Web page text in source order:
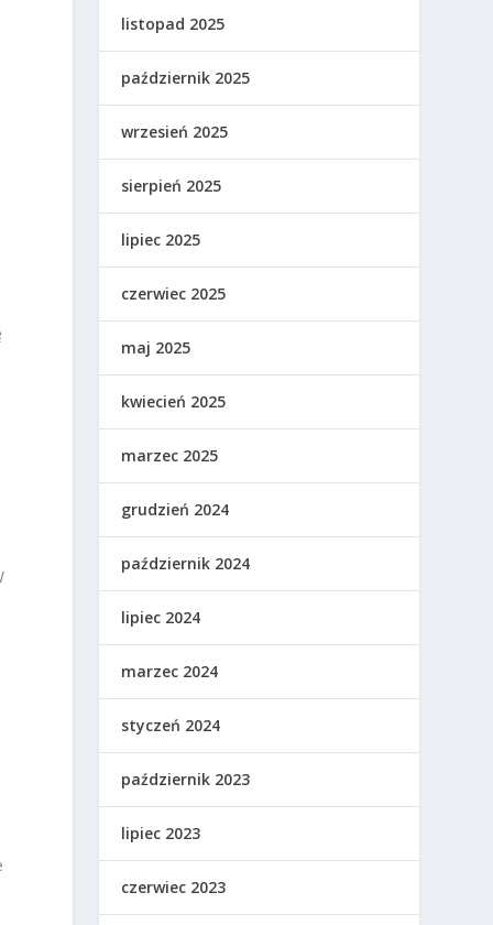
listopad 2025
październik 2025
wrzesień 2025
sierpień 2025
lipiec 2025
czerwiec 2025
maj 2025
kwiecień 2025
marzec 2025
grudzień 2024
październik 2024
lipiec 2024
marzec 2024
styczeń 2024
październik 2023
lipiec 2023
czerwiec 2023